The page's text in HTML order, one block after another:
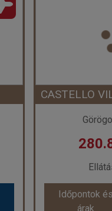
Utazás
már
Időpontok
árak
CASTELLO
Időpontok és
árak